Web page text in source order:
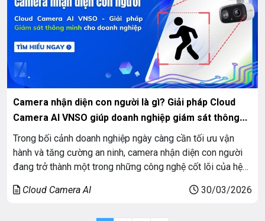
Camera nhận diện con người là gì? Giải pháp Cloud
Camera AI VNSO giúp doanh nghiệp giám sát thông
minh
Trong bối cảnh doanh nghiệp ngày càng cần tối ưu vận
hành và tăng cường an ninh, camera nhận diện con người
đang trở thành một trong những công nghệ cốt lõi của hệ
camera AI ngày nay còn có khả năng […]
Cloud Camera AI 30/03/2026